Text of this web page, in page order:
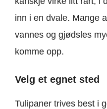
inn i en dvale. Mange
vannes og gjødsles
komme opp.
Velg et egnet sted
Tulipaner trives best i